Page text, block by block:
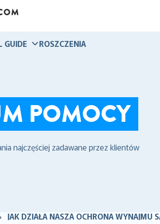
GUIDE ROSZCZENIA
POMOCY
najczęściej zadawane przez klientów
JAK DZIAŁA NASZA OCHRONA WYNAJMU